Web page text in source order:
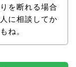
を断れる場合
に相談してか
ね。